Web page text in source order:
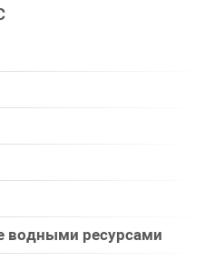
водными ресурсами